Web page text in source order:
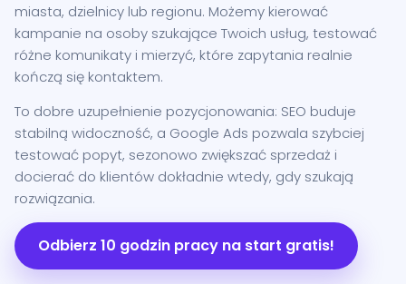
miasta, dzielnicy lub regionu. Możemy kierować
kampanie na osoby szukające Twoich usług, testować
różne komunikaty i mierzyć, które zapytania realnie
kończą się kontaktem.
To dobre uzupełnienie pozycjonowania: SEO buduje
stabilną widoczność, a Google Ads pozwala szybciej
testować popyt, sezonowo zwiększać sprzedaż i
docierać do klientów dokładnie wtedy, gdy szukają
rozwiązania.
Odbierz 10 godzin pracy na start gratis!